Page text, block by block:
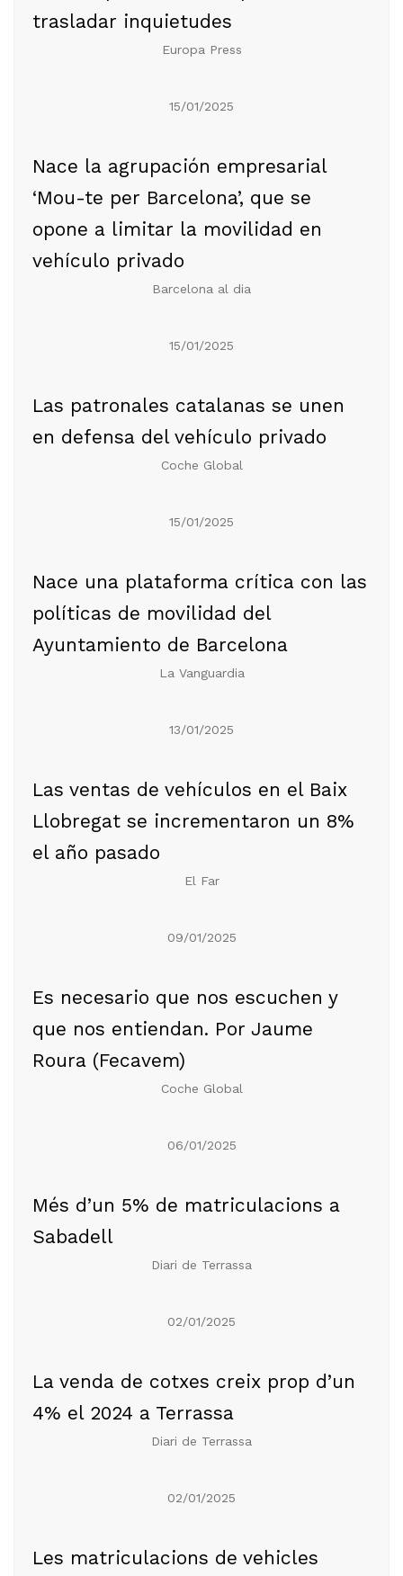
trasladar inquietudes
Europa Press
15/01/2025
Nace la agrupación empresarial
‘Mou-te per Barcelona’, que se
opone a limitar la movilidad en
vehículo privado
Barcelona al dia
15/01/2025
Las patronales catalanas se unen
en defensa del vehículo privado
Coche Global
15/01/2025
Nace una plataforma crítica con las
políticas de movilidad del
Ayuntamiento de Barcelona
La Vanguardia
13/01/2025
Las ventas de vehículos en el Baix
Llobregat se incrementaron un 8%
el año pasado
El Far
09/01/2025
Es necesario que nos escuchen y
que nos entiendan. Por Jaume
Roura (Fecavem)
Coche Global
06/01/2025
Més d’un 5% de matriculacions a
Sabadell
Diari de Terrassa
02/01/2025
La venda de cotxes creix prop d’un
4% el 2024 a Terrassa
Diari de Terrassa
02/01/2025
Les matriculacions de vehicles